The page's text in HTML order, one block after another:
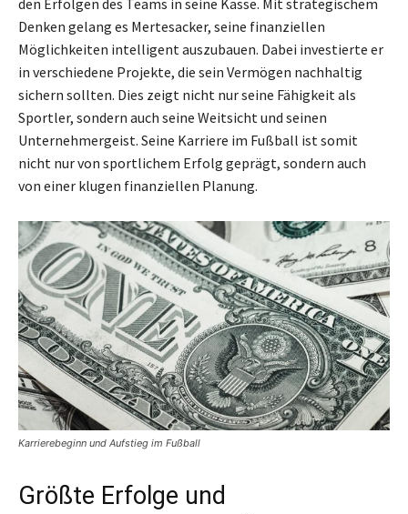
den Erfolgen des Teams in seine Kasse. Mit strategischem
Denken gelang es Mertesacker, seine finanziellen
Möglichkeiten intelligent auszubauen. Dabei investierte er
in verschiedene Projekte, die sein Vermögen nachhaltig
sichern sollten. Dies zeigt nicht nur seine Fähigkeit als
Sportler, sondern auch seine Weitsicht und seinen
Unternehmergeist. Seine Karriere im Fußball ist somit
nicht nur von sportlichem Erfolg geprägt, sondern auch
von einer klugen finanziellen Planung.
Karrierebeginn und Aufstieg im Fußball
Größte Erfolge und